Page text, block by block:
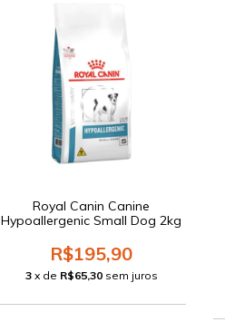
Royal Canin Canine
Hypoallergenic Small Dog 2kg
R$195,90
3 x de R$65,30 sem juros